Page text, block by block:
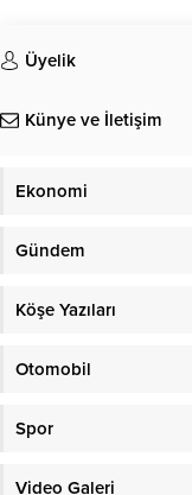
Üyelik
Künye ve İletişim
Ekonomi
Gündem
Köşe Yazıları
Otomobil
Spor
Video Galeri